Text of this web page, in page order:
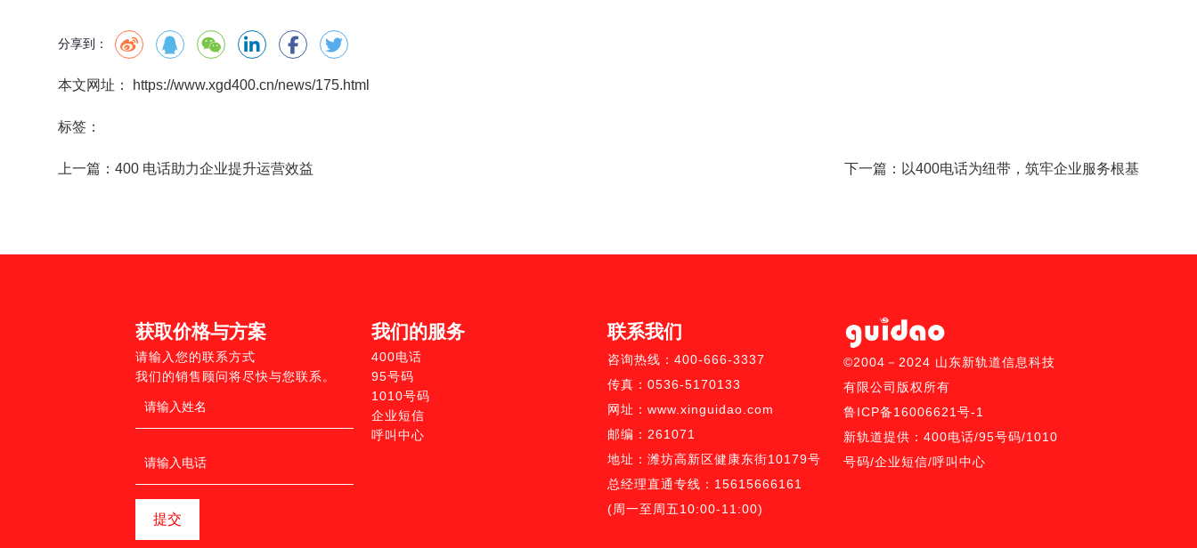
分享到：
本文网址： https://www.xgd400.cn/news/175.html
标签：
上一篇： 400 电话助力企业提升运营效益 下一篇： 以400电话为纽带，筑牢企业服务根基
获取价格与方案
请输入您的联系方式
我们的销售顾问将尽快与您联系。
提交
我们的服务
400电话
95号码
1010号码
企业短信
呼叫中心
联系我们
咨询热线：400-666-3337
传真：0536-5170133
网址：www.xinguidao.com
邮编：261071
地址：潍坊高新区健康东街10179号
总经理直通专线：15615666161
(周一至周五10:00-11:00)
©2004－2024 山东新轨道信息科技
有限公司版权所有
鲁ICP备16006621号-1
新轨道提供： 400电话/95号码/1010
号码/企业短信/呼叫中心